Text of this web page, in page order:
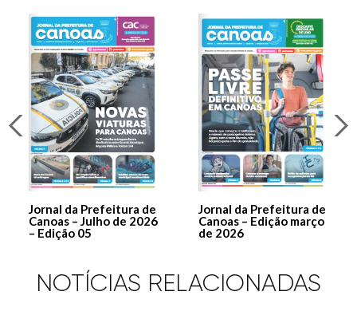
Jornal da Prefeitura de
Canoas – Julho de 2026
– Edição 05
Jornal da Prefeitura de
Canoas – Edição março
de 2026
NOTÍCIAS RELACIONADAS